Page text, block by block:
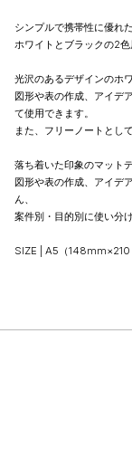
シンプルで携帯性に優れ
ホワイトとブラックの2
光沢のあるデザインのホ
図形や表の作成、アイデ
て使用できます。
また、フリーノートとし
落ち着いた印象のマット
図形や表の作成、アイデ
ん、
案件別・目的別に使い分
SIZE | A5（148mm×210